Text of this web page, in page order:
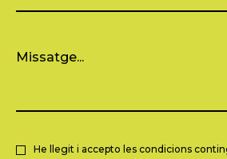
He llegit i accepto les condicions